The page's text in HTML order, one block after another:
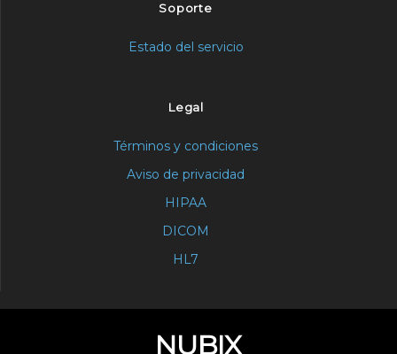
Soporte
Estado del servicio
Legal
Términos y condiciones
Aviso de privacidad
HIPAA
DICOM
HL7
NUBIX